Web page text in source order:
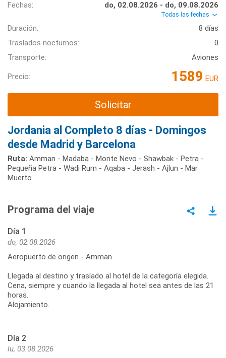
Fechas:
do, 02.08.2026 - do, 09.08.2026
Todas las fechas
Duración:
8 días
Traslados nocturnos:
0
Transporte:
Aviones
Precio: 1589 EUR
Solicitar
Jordania al Completo 8 días - Domingos
desde Madrid y Barcelona
Ruta: Amman - Madaba - Monte Nevo - Shawbak - Petra -
Pequeña Petra - Wadi Rum - Aqaba - Jerash - Ajlun - Mar
Muerto
Programa del viaje
Día 1
do, 02.08.2026
Aeropuerto de origen - Amman
Llegada al destino y traslado al hotel de la categoría elegida.
Cena, siempre y cuando la llegada al hotel sea antes de las 21
horas.
Alojamiento.
Día 2
lu, 03.08.2026